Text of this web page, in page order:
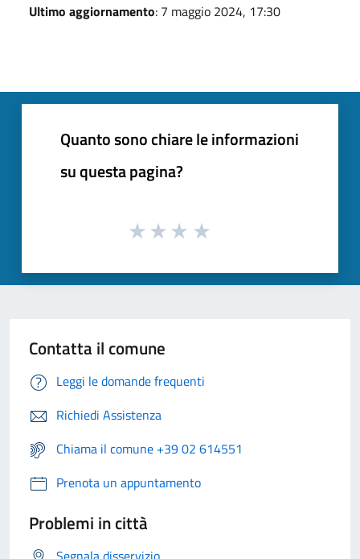
Ultimo aggiornamento: 7 maggio 2024, 17:30
Quanto sono chiare le informazioni
su questa pagina?
Contatta il comune
Leggi le domande frequenti
Richiedi Assistenza
Chiama il comune +39 02 614551
Prenota un appuntamento
Problemi in città